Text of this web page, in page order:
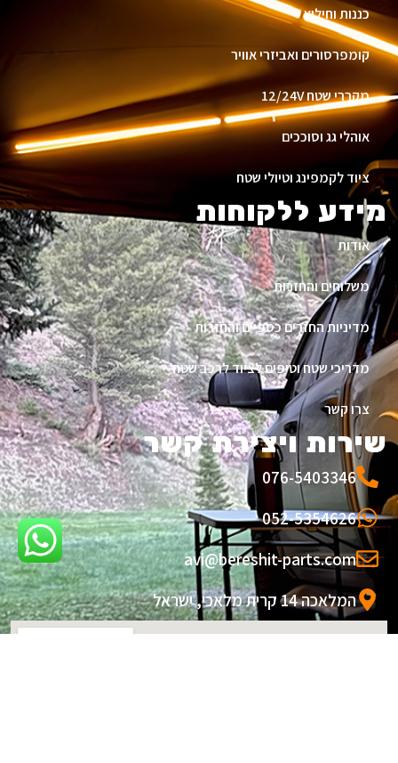
כננות וחילוץ
קומפרסורים ואביזרי אוויר
מקררי שטח 12/24V
אוהלי גג וסוככים
ציוד לקמפינג וטיולי שטח
מידע ללקוחות
אודות
משלוחים והחזרות
מדיניות החזרים כספיים והחזרות
מדריכי שטח וטיפים לציוד לרכב שטח
צרו קשר
שירות ויצירת קשר
076-5403346
052-5354626
avi@bereshit-parts.com
המלאכה 14 קרית מלאכי, ישראל